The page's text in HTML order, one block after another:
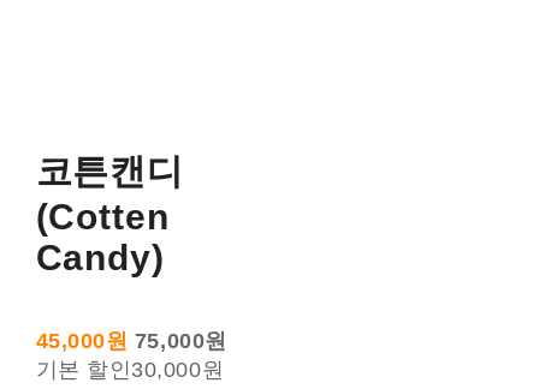
코튼캔디
(Cotten
Candy)
45,000원 75,000원
기본 할인 30,000원